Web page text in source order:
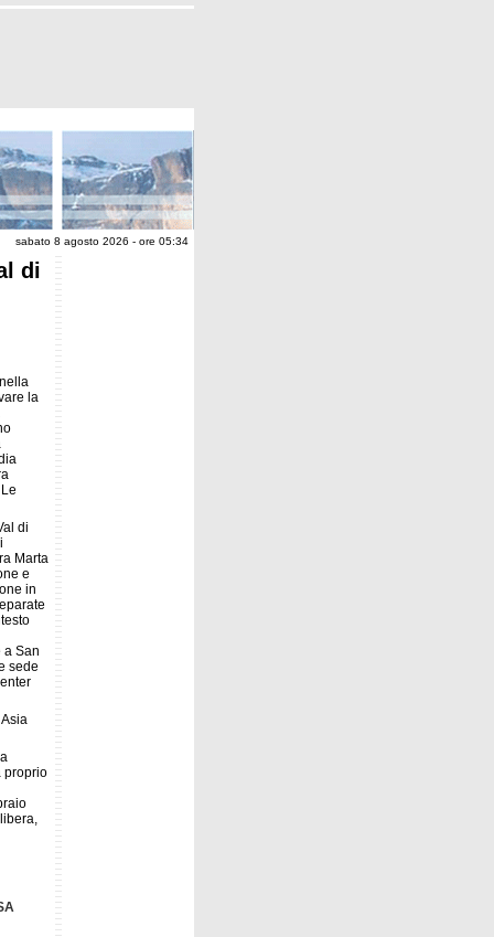
sabato 8 agosto 2026 - ore 05:34
di
la
di
Marta
e
in
a San
sede
proprio